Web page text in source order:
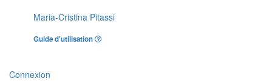
Maria-Cristina Pitassi
Guide d'utilisation
Connexion